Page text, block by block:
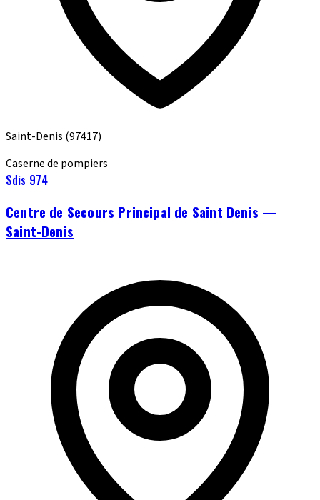
Saint-Denis (97417)
Caserne de pompiers
Sdis 974
Centre de Secours Principal de Saint Denis —
Saint-Denis